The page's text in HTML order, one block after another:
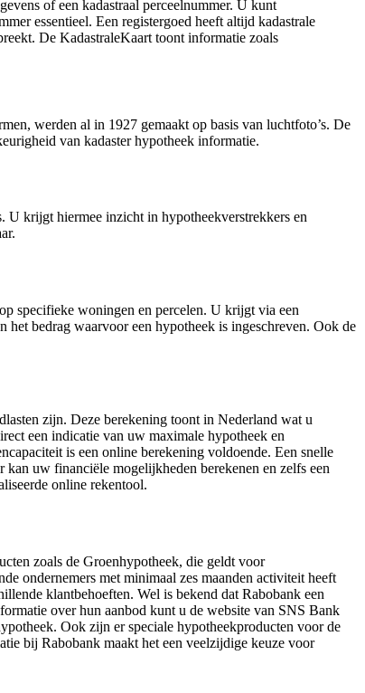
of een kadastraal perceelnummer. U kunt
essentieel. Een registergoed heeft altijd kadastrale
De KadastraleKaart toont informatie zoals
werden al in 1927 gemaakt op basis van luchtfoto’s. De
van kadaster hypotheek informatie.
U krijgt hiermee inzicht in hypotheekverstrekkers en
specifieke woningen en percelen. U krijgt via een
het bedrag waarvoor een hypotheek is ingeschreven. Ook de
zijn. Deze berekening toont in Nederland wat u
een indicatie van uw maximale hypotheek en
is een online berekening voldoende. Een snelle
uw financiële mogelijkheden berekenen en zelfs een
online rekentool.
zoals de Groenhypotheek, die geldt voor
ondernemers met minimaal zes maanden activiteit heeft
klantbehoeften. Wel is bekend dat Rabobank een
over hun aanbod kunt u de website van SNS Bank
Ook zijn er speciale hypotheekproducten voor de
bij Rabobank maakt het een veelzijdige keuze voor